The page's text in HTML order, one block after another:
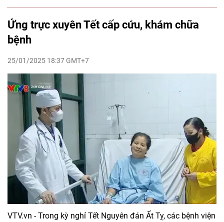
Ứng trực xuyên Tết cấp cứu, khám chữa
bệnh
25/01/2025 18:37 GMT+7
VTV.vn - Trong kỳ nghỉ Tết Nguyên đán Ất Tỵ, các bệnh viện